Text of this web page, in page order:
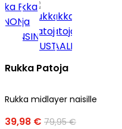
Rukka Patoja
Rukka midlayer naisille
39,98 € 79,95 €